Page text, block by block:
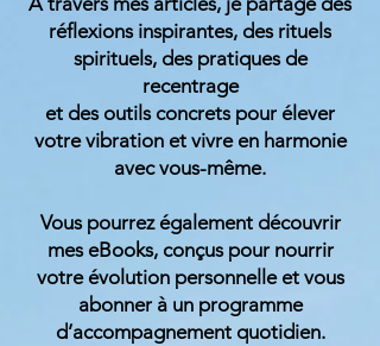
réflexions inspirantes, des rituels
spirituels, des pratiques de
recentrage
et des outils concrets pour élever
votre vibration et vivre en harmonie
avec vous-même.
Vous pourrez également découvrir
mes eBooks, conçus pour nourrir
votre évolution personnelle et vous
abonner à un programme
d’accompagnement quotidien.